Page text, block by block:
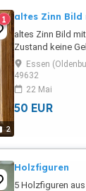
2
1 altes Zinn Bild
altes Zinn Bild
Zustand keine
wie gesehen
Essen
49632
22 Mai
50 EUR
Holzfiguren
5 Holzfiguren